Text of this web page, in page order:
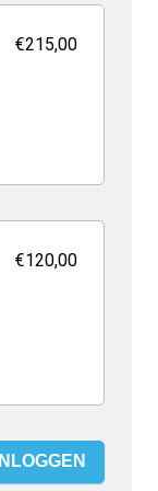
€215,00
€120,00
INLOGGEN